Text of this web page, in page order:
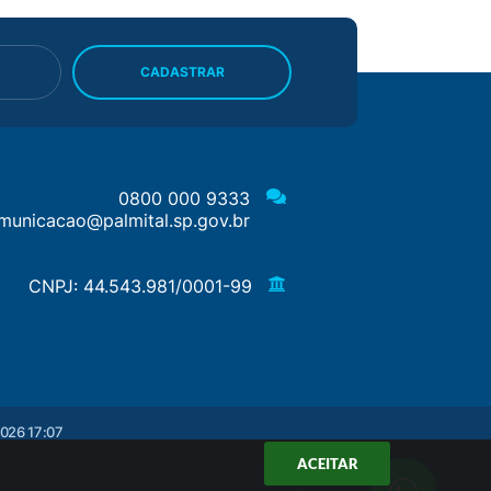
ACEITAR
CADASTRAR
0800 000 9333
CNPJ: 44.543.981/0001-99
17:07